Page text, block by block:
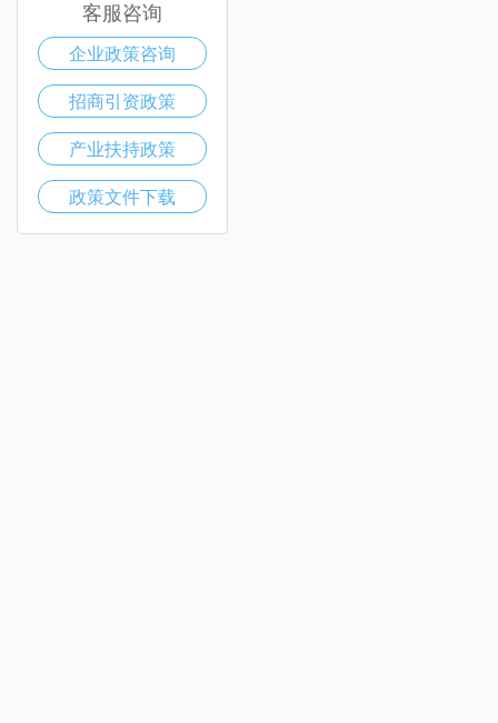
客服咨询
企业政策咨询
招商引资政策
产业扶持政策
政策文件下载